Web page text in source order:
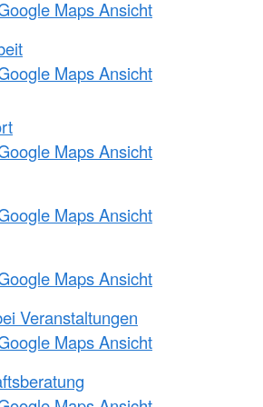
Maps Ansicht
Maps Ansicht
Maps Ansicht
Maps Ansicht
Maps Ansicht
Veranstaltungen
Maps Ansicht